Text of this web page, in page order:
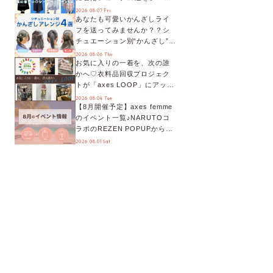
別に徹底解説！
2026.08.07 Fri.
あなたも可愛いかんざしライ
フを送ってみませんか？？シ
チュエーション別“かんざし”の
オススメ【ショップスタッフ
編集部】
2026.08.06 Thu.
お気に入りの一着を、次の誰
かへ♡衣料品回収プロジェク
トが「axes LOOP」にアップ
デート！活用するとポイント
が手に入る◎
2026.08.04 Tue.
【8月開催予定】axes femme
のイベント一覧♪NARUTOコ
ラボのREZEN POPUPから、
プチYour Stage.、ティーパー
2026.08.01 Sat.